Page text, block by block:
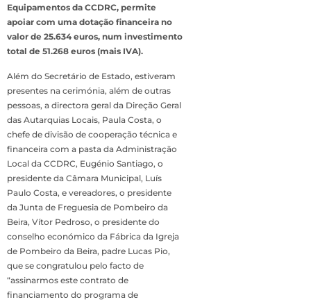
Equipamentos da CCDRC, permite
apoiar com uma dotação financeira no
valor de 25.634 euros, num investimento
total de 51.268 euros (mais IVA).
Além do Secretário de Estado, estiveram
presentes na cerimónia, além de outras
pessoas, a directora geral da Direção Geral
das Autarquias Locais, Paula Costa, o
chefe de divisão de cooperação técnica e
financeira com a pasta da Administração
Local da CCDRC, Eugénio Santiago, o
presidente da Câmara Municipal, Luís
Paulo Costa, e vereadores, o presidente
da Junta de Freguesia de Pombeiro da
Beira, Vítor Pedroso, o presidente do
conselho económico da Fábrica da Igreja
de Pombeiro da Beira, padre Lucas Pio,
que se congratulou pelo facto de
“assinarmos este contrato de
financiamento do programa de